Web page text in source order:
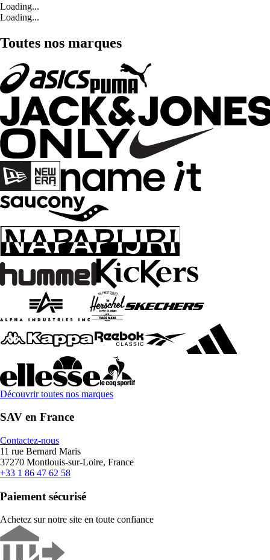
Loading...
Loading...
Toutes nos marques
Découvrir toutes nos marques
SAV en France
Contactez-nous
11 rue Bernard Maris
37270 Montlouis-sur-Loire, France
+33 1 86 47 62 58
Paiement sécurisé
Achetez sur notre site en toute confiance